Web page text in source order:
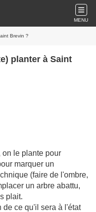
MENU
Brevin ?
on le plante pour
marquer un
(faire de l'ombre,
un arbre abattu,
plait.
de ce qu'il sera à l'état